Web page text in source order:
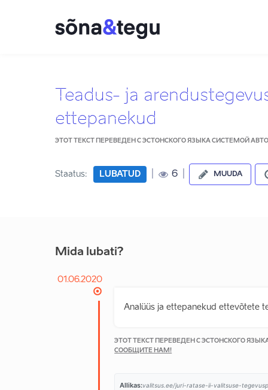
Teadus- ja
ettepanekud
ЭТОТ ТЕКСТ ПЕРЕВЕДЕН С ЭСТОНСКОГО ЯЗЫКА СИСТЕМОЙ
Staatus: LUBATUD 6 MUUDA
Mida lubati?
01.06.2020
Analüüs ja ettepanekud ettevõtete
ЭТОТ ТЕКСТ ПЕРЕВЕДЕН С ЭСТОНСКОГО
СООБЩИТЕ НАМ!
Allikas:valitsus.ee/juri-ratase-ii-valitsuse-